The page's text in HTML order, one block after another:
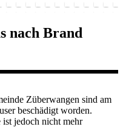
nach Brand
Züberwangen sind am
beschädigt worden.
jedoch nicht mehr